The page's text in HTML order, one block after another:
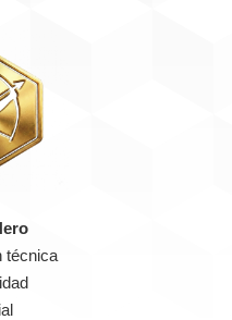
técnica